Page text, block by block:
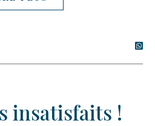
insatisfaits !